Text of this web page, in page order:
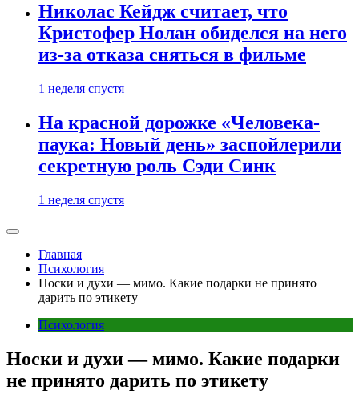
Николас Кейдж считает, что
Кристофер Нолан обиделся на него
из-за отказа сняться в фильме
1 неделя спустя
На красной дорожке «Человека-
паука: Новый день» заспойлерили
секретную роль Сэди Синк
1 неделя спустя
Главная
Психология
Носки и духи — мимо. Какие подарки не принято
дарить по этикету
Психология
Носки и духи — мимо. Какие подарки
не принято дарить по этикету